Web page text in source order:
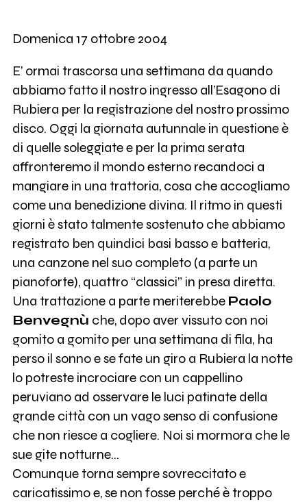
Domenica 17 ottobre 2004
E’ ormai trascorsa una settimana da quando
abbiamo fatto il nostro ingresso all’Esagono di
Rubiera per la registrazione del nostro prossimo
disco. Oggi la giornata autunnale in questione è
di quelle soleggiate e per la prima serata
affronteremo il mondo esterno recandoci a
mangiare in una trattoria, cosa che accogliamo
come una benedizione divina. Il ritmo in questi
giorni è stato talmente sostenuto che abbiamo
registrato ben quindici basi basso e batteria,
una canzone nel suo completo (a parte un
pianoforte), quattro “classici” in presa diretta.
Una trattazione a parte meriterebbe Paolo
Benvegnù che, dopo aver vissuto con noi
gomito a gomito per una settimana di fila, ha
perso il sonno e se fate un giro a Rubiera la notte
lo potreste incrociare con un cappellino
peruviano ad osservare le luci patinate della
grande città con un vago senso di confusione
che non riesce a cogliere. Noi si mormora che le
sue gite notturne…
Comunque torna sempre sovreccitato e
caricatissimo e, se non fosse perché è troppo